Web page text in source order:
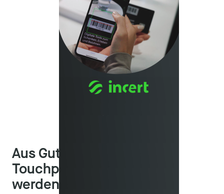
Aus Gutscheinen werden
Touchpoints. Aus Gästen
werden Fans.